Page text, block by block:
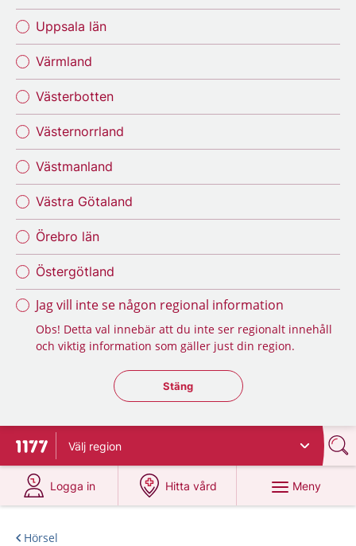
Uppsala län
Värmland
Västerbotten
Västernorrland
Västmanland
Västra Götaland
Örebro län
Östergötland
Jag vill inte se någon regional information
Obs! Detta val innebär att du inte ser regionalt innehåll
och viktig information som gäller just din region.
Stäng regionsväljaren
Stäng
Till startsidan för 1177
Välj region
Logga in
på 1177.se
Hitta vård
på 1177.se
Meny
Hörsel